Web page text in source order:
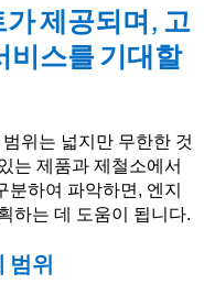
제공되며, 고
비스를 기대할
위는 넓지만 무한한 것
는 제품과 제철소에서
하여 파악하면, 엔지
하는 데 도움이 됩니다.
범위